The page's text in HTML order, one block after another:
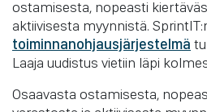
ostamisesta, nopeasti
aktiivisesta myynnistä.
toiminnanohjausjärjestelmä
Laaja uudistus vietiin läpi
Osaavasta ostamisesta,